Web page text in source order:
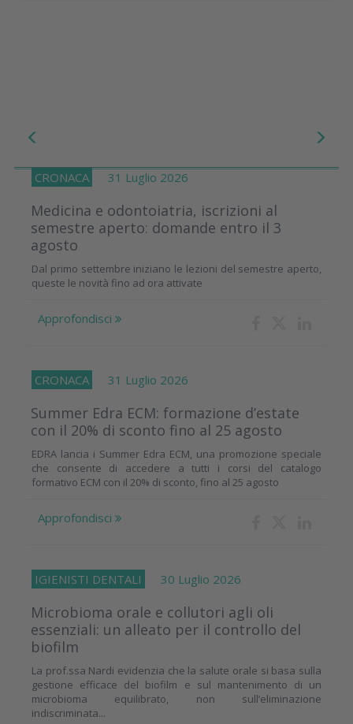
CRONACA 31 Luglio 2026
Medicina e odontoiatria, iscrizioni al
semestre aperto: domande entro il 3
agosto
Dal primo settembre iniziano le lezioni del semestre aperto,
queste le novità fino ad ora attivate
Approfondisci
CRONACA 31 Luglio 2026
Summer Edra ECM: formazione d’estate
con il 20% di sconto fino al 25 agosto
EDRA lancia i Summer Edra ECM, una promozione speciale
che consente di accedere a tutti i corsi del catalogo
formativo ECM con il 20% di sconto, fino al 25 agosto
Approfondisci
IGIENISTI DENTALI 30 Luglio 2026
Microbioma orale e collutori agli oli
essenziali: un alleato per il controllo del
biofilm
La prof.ssa Nardi evidenzia che la salute orale si basa sulla
gestione efficace del biofilm e sul mantenimento di un
microbioma equilibrato, non sull’eliminazione
indiscriminata...